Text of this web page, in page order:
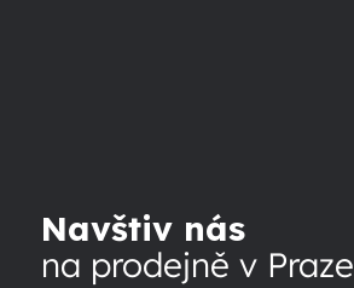
Navštiv nás
na prodejně v Praze